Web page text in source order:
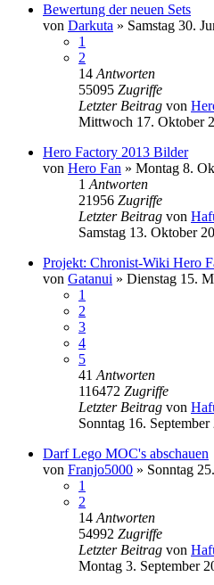
Bewertung der neuen Sets
von Darkuta » Samstag 30.
1
2
14 Antworten
55095 Zugriffe
Letzter Beitrag von
Mittwoch 17. Oktober
Hero Factory 2013 Bilder
von Hero Fan » Montag 8.
1 Antworten
21956 Zugriffe
Letzter Beitrag von
Samstag 13. Oktober
Projekt: Chronist-Wiki Hero
von Gatanui » Dienstag 15.
1
2
3
4
5
41 Antworten
116472 Zugriffe
Letzter Beitrag von
Sonntag 16.
Darf Lego MOC's abschauen
von Franjo5000 » Sonntag
1
2
14 Antworten
54992 Zugriffe
Letzter Beitrag von
Montag 3. September